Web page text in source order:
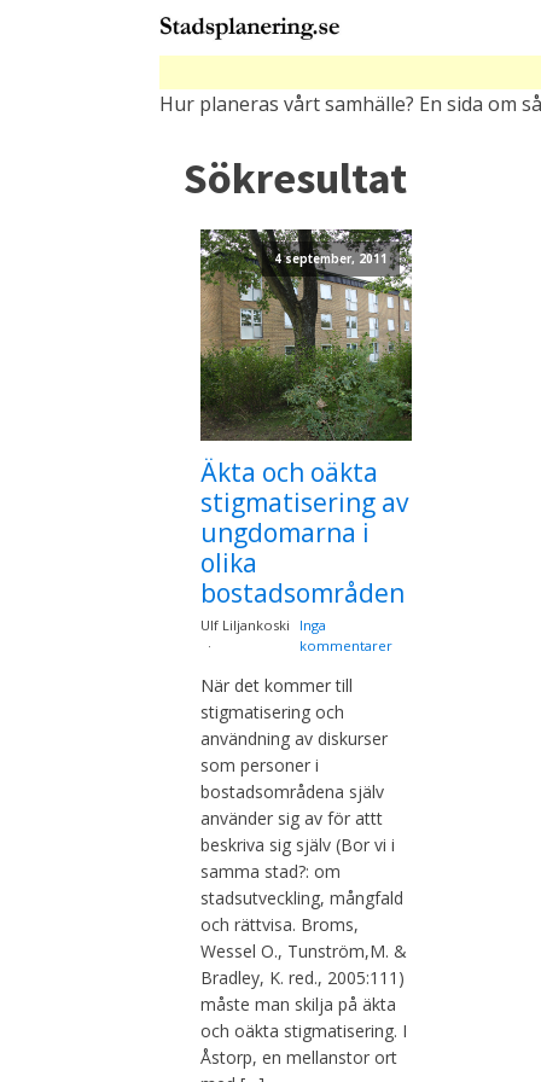
Hur planeras vårt samhälle? En sida om
Sökresultat
4 september, 2011
Äkta och oäkta
stigmatisering av
ungdomarna i
olika
bostadsområden
Ulf Liljankoski
Inga
kommentarer
När det kommer till
stigmatisering och
användning av diskurser
som personer i
bostadsområdena själv
använder sig av för attt
beskriva sig själv (Bor vi i
samma stad?: om
stadsutveckling, mångfald
och rättvisa. Broms,
Wessel O., Tunström,M. &
Bradley, K. red., 2005:111)
måste man skilja på äkta
och oäkta stigmatisering. I
Åstorp, en mellanstor ort